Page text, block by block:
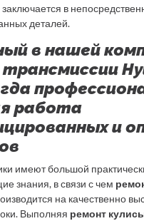
в
деталей.
в нашей
работа
и
имеют большой
знания, в связи с чем
на качественно
Выполняя ремонт